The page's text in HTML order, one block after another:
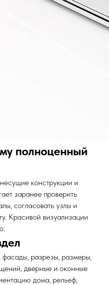
полноценный
конструкции и
заранее проверить
согласовать узлы и
Красивой визуализации
разрезы, размеры,
дверные и оконные
дома, рельеф,